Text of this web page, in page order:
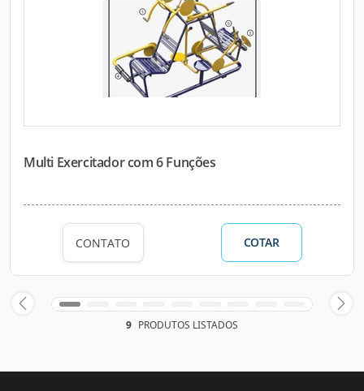
Multi Exercitador com 6 Funções
CONTATO COTAR
9 PRODUTOS LISTADOS